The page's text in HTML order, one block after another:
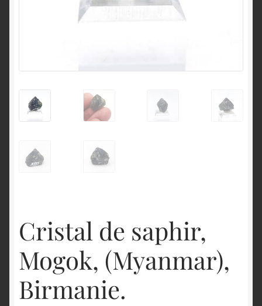
Cristal de saphir,
Mogok, (Myanmar),
Birmanie.